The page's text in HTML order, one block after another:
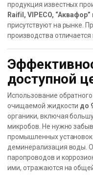
продукция известных
Raifil, VIPECO, “Аквафор”
присутствуют на рынке.
производства
доступной
Использование
очищаемой жидкости до
органики, включая
микробов. Не нужно
промышленных
деминерализация воды.
паропроводов и
ими, отражаются на